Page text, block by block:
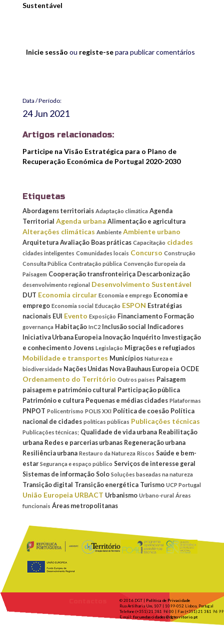
Sustentável
Inicie sessão ou registe-separa publicar comentários
Data / Período:
24 Jun 2021
Artigos relacionados:
Participe na Visão Estratégica para o Plano de
Recuperação Económica de Portugal 2020-2030
Etiquetas
Abordagens territoriais Adaptação climática Agenda
Territorial Agenda urbana Alimentação e agricultura
Alterações climáticas Ambiente Ambiente urbano
Arquitetura Avaliação Boas práticas Capacitação cidades
cidades inteligentes Comunidades locais Concurso Construção
Consulta Pública Contratação pública Convenção Europeia da
Paisagem Cooperação transfronteiriça Descarbonização
desenvolvimento regional Desenvolvimento Sustentável
DUT Economia circular Economia e emprego Economia e
emprego Economia social Educação ESPON Estratégias
nacionais EUI Evento Exposição Financiamento Formação
governança Habitação InC2 Inclusão social
Indicadores
Iniciativa Urbana Europeia Inovação Inquérito Investigação
e conhecimento Jovens Legislação Migrações e refugiados
Mobilidade e transportes Municípios Natureza e
biodiversidade Nações Unidas Nova Bauhaus Europeia OCDE
Ordenamento do Território Outros países Paisagem
paisagem e património cultural Participação pública
Património e cultura Pequenas e médias cidades Plataformas
PNPOT Policentrismo POLIS XXI Política de coesão Política
nacional de cidades políticas públicas Publicações técnicas
Publicações técnicas; Qualidade de vida urbana Reabilitação
urbana Redes e parcerias urbanas Regeneração urbana
Resiliência urbana Restauro da Natureza Riscos Saúde e bem-
estar Segurança e espaço público Serviços de interesse geral
Sistemas de informação Solo Soluções baseadas na natureza
Transição digital Transição energética Turismo UCP Portugal
União Europeia URBACT Urbanismo Urbano-rural Áreas
funcionais Áreas metropolitanas
© 2016 DGT | Política de Privacidade
Rua Artilharia Um, 107 | 1099-052 Lisboa, Portugal
Telefone (+351) 21 381 96 00 | Fax (+351) 21 381 96 99
E-mail: forumdascidades@dgterritorio.pt